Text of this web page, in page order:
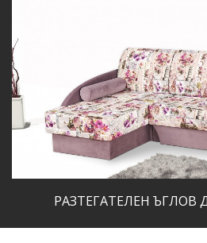
РАЗТЕГАТЕЛЕН ЪГЛОВ